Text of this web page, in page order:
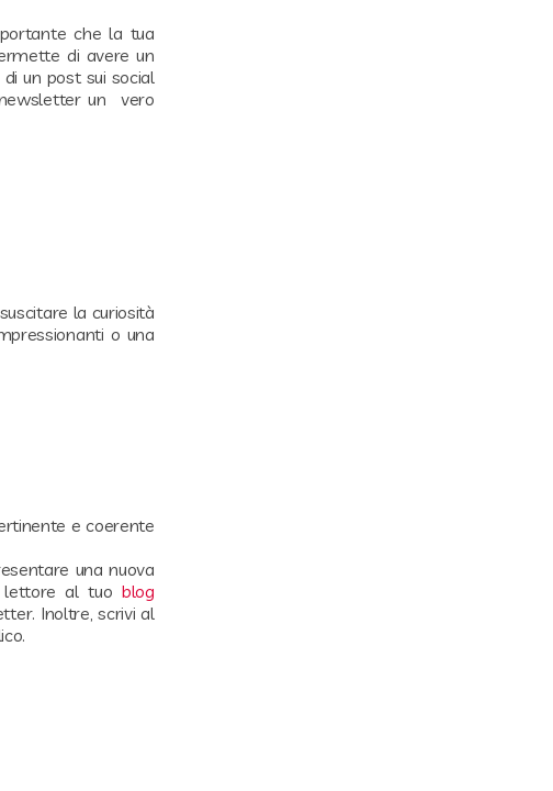
che la tua
di avere un
un post sui social
un vero
la curiosità
o una
e coerente
una nuova
lettore al tuoblog
Inoltre, scrivi al